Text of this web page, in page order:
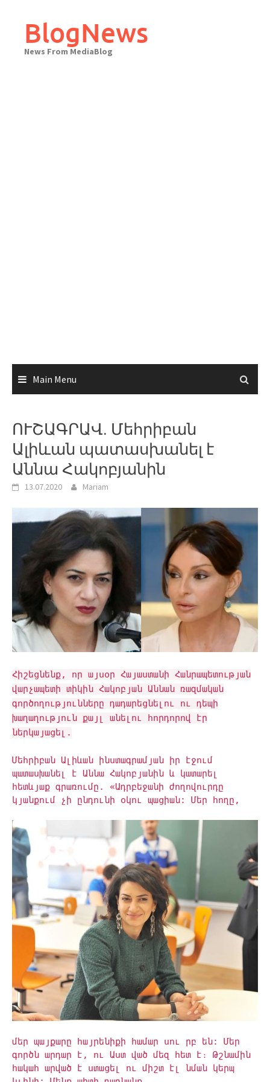
contentBlogNews
News From MediaBlog
Main Menu
ՈՒՇԱԳՐԱՎ. Մեհրիբան
Ալիևան պատասխանել է
Աննա Հակոբյանին
13.07.2020 Mariam
Հիշեցնենք, որ այսօր Հայաստանի Հանրապետության
վարչապետի տիկին Հակոբյան Աննան ռազմական
գործողությունները դադարեցնելու ու դեպի
խաղաղություն քայլ անելու հորդորով էր
ներկայացել.
Մեհրիբան Ալիևան ինստագրամյան իր էջում
պատասխանել է Աննա Հակոբյանին և կատարել
հետևյաք գրառումը. «Ադրբեջանի ժողովուրդը
կյանքում չի ընդունի օկու պացիան: Մեր հողը,
մեր պայքարը հայրենիքի համար սու րբ են: Մեր
գործն արդար է, ու Աստ ված մեզ հետ է։ Թշնամին
հակահ արված է ստացել ու միշտ էլ նման կերպ